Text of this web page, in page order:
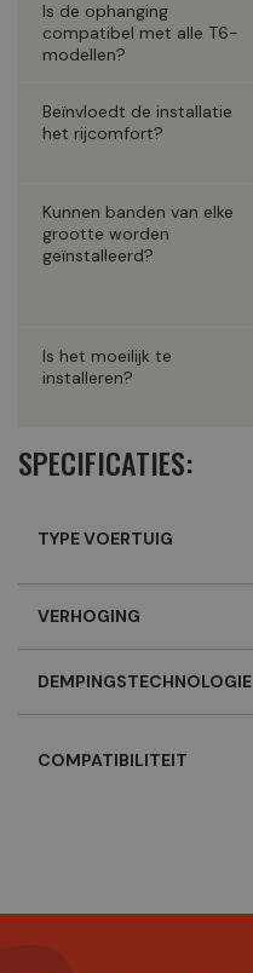
Is de ophanging
compatibel met alle T6-
modellen?
Beïnvloedt de installatie
het rijcomfort?
Kunnen banden van elke
grootte worden
geïnstalleerd?
Is het moeilijk te
installeren?
SPECIFICATIES:
TYPE VOERTUIG
VERHOGING
DEMPINGSTECHNOLOGIE
COMPATIBILITEIT